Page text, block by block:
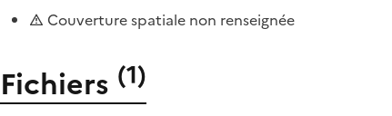
Couverture spatiale non renseignée
Fichiers (1)